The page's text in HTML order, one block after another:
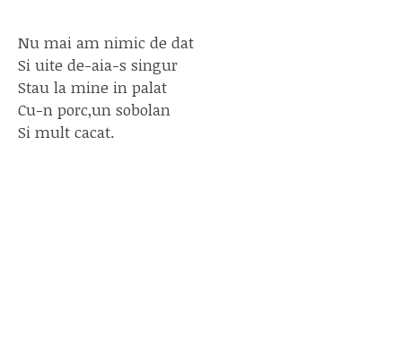
Nu mai am nimic de dat
Si uite de-aia-s singur
Stau la mine in palat
Cu-n porc,un sobolan
Si mult cacat.